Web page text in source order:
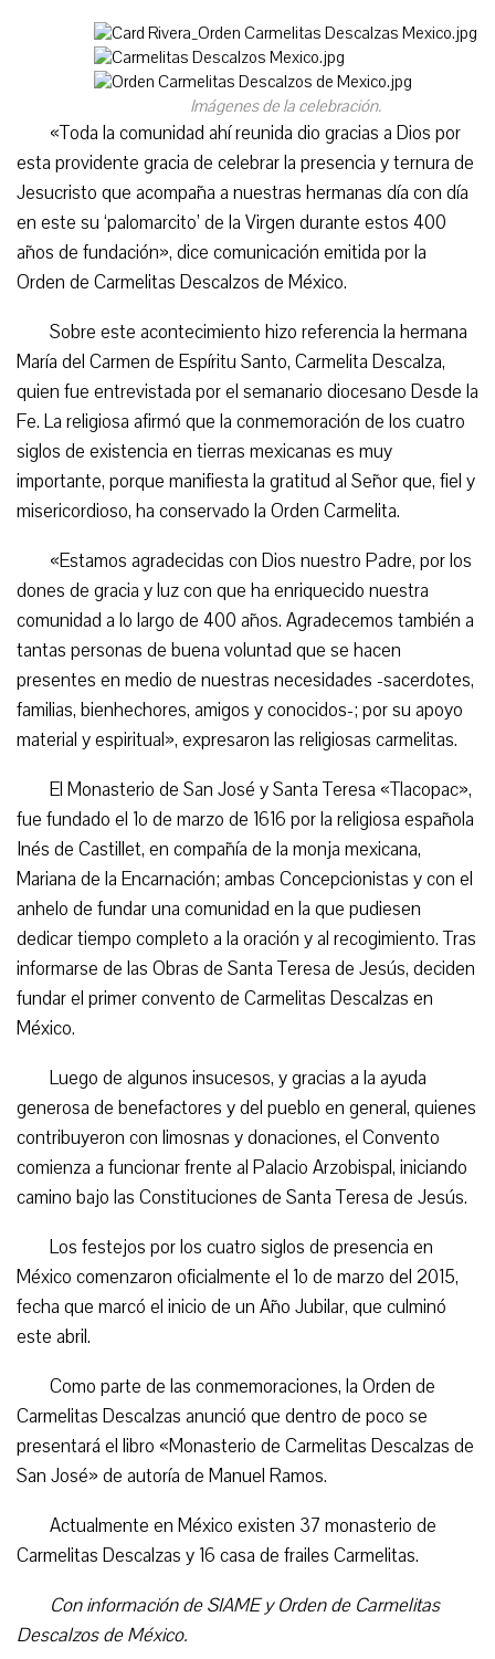
Imágenes de la celebración.
«Toda la comunidad ahí reunida dio gracias a Dios por
esta providente gracia de celebrar la presencia y ternura de
Jesucristo que acompaña a nuestras hermanas día con día
en este su ‘palomarcito’ de la Virgen durante estos 400
años de fundación», dice comunicación emitida por la
Orden de Carmelitas Descalzos de México.
Sobre este acontecimiento hizo referencia la hermana
María del Carmen de Espíritu Santo, Carmelita Descalza,
quien fue entrevistada por el semanario diocesano Desde la
Fe. La religiosa afirmó que la conmemoración de los cuatro
siglos de existencia en tierras mexicanas es muy
importante, porque manifiesta la gratitud al Señor que, fiel y
misericordioso, ha conservado la Orden Carmelita.
«Estamos agradecidas con Dios nuestro Padre, por los
dones de gracia y luz con que ha enriquecido nuestra
comunidad a lo largo de 400 años. Agradecemos también a
tantas personas de buena voluntad que se hacen
presentes en medio de nuestras necesidades -sacerdotes,
familias, bienhechores, amigos y conocidos-; por su apoyo
material y espiritual», expresaron las religiosas carmelitas.
El Monasterio de San José y Santa Teresa «Tlacopac»,
fue fundado el 1o de marzo de 1616 por la religiosa española
Inés de Castillet, en compañía de la monja mexicana,
Mariana de la Encarnación; ambas Concepcionistas y con el
anhelo de fundar una comunidad en la que pudiesen
dedicar tiempo completo a la oración y al recogimiento. Tras
informarse de las Obras de Santa Teresa de Jesús, deciden
fundar el primer convento de Carmelitas Descalzas en
México.
Luego de algunos insucesos, y gracias a la ayuda
generosa de benefactores y del pueblo en general, quienes
contribuyeron con limosnas y donaciones, el Convento
comienza a funcionar frente al Palacio Arzobispal, iniciando
camino bajo las Constituciones de Santa Teresa de Jesús.
Los festejos por los cuatro siglos de presencia en
México comenzaron oficialmente el 1o de marzo del 2015,
fecha que marcó el inicio de un Año Jubilar, que culminó
este abril.
Como parte de las conmemoraciones, la Orden de
Carmelitas Descalzas anunció que dentro de poco se
presentará el libro «Monasterio de Carmelitas Descalzas de
San José» de autoría de Manuel Ramos.
Actualmente en México existen 37 monasterio de
Carmelitas Descalzas y 16 casa de frailes Carmelitas.
Con información de SIAME y Orden de Carmelitas
Descalzos de México.